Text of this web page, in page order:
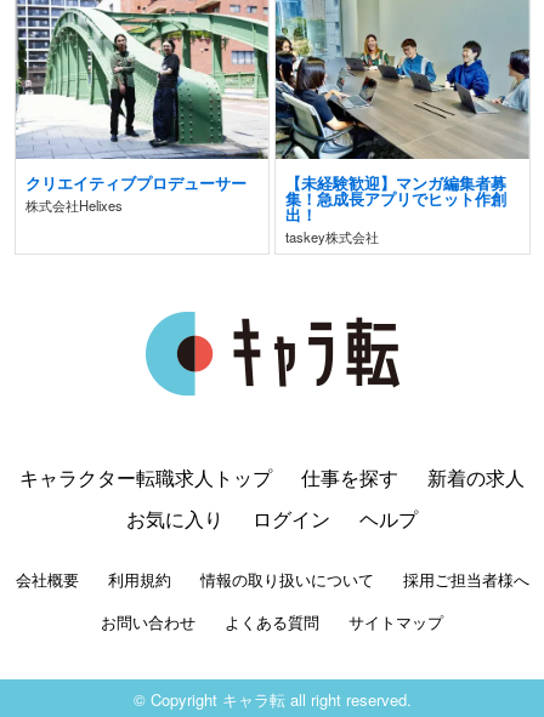
クリエイティブプロデューサー
株式会社Helixes
【未経験歓迎】マンガ編集者募
集！急成長アプリでヒット作創
出！
taskey株式会社
キャラクター転職求人トップ 仕事を探す
新着の求人
お気に入り
ログイン ヘルプ
会社概要 利用規約 情報の取り扱いについて
採用ご担当者様へ
お問い合わせ
よくある質問 サイトマップ
© Copyright キャラ転 all right reserved.